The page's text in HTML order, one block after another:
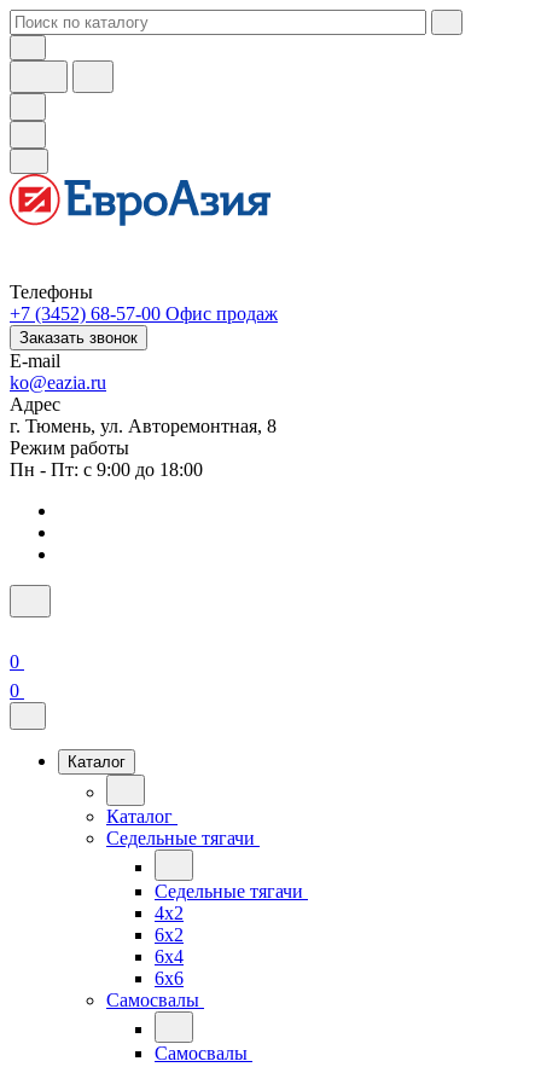
Телефоны
+7 (3452) 68-57-00 Офис продаж
Заказать звонок
E-mail
ko@eazia.ru
Адрес
г. Тюмень, ул. Авторемонтная, 8
Режим работы
Пн - Пт: с 9:00 до 18:00
0
0
Каталог
Каталог
Седельные тягачи
Седельные тягачи
4x2
6x2
6x4
6x6
Самосвалы
Самосвалы